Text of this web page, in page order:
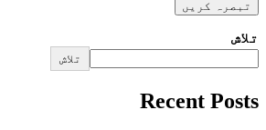
تلاش
تلاش
Recent Posts